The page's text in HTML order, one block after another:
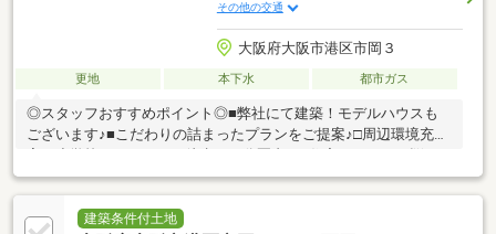
その他の交通
大阪府大阪市港区市岡３
更地 本下水 都市ガス
◎スタッフおすすめポイント◎■弊社にて建築！モデルハウスも
ございます♪■こだわりの詰まったプランをご提案♪□周辺環境充
の方もプロにお任せ下さい♪スーパー 食品館アポロ南市岡店 徒
歩６分小学校 大阪市立市岡小学校 徒歩６分中学校 大阪市立
市岡中学校 徒歩１１分□７ARC公式LINEができました！！
建築条件付土地